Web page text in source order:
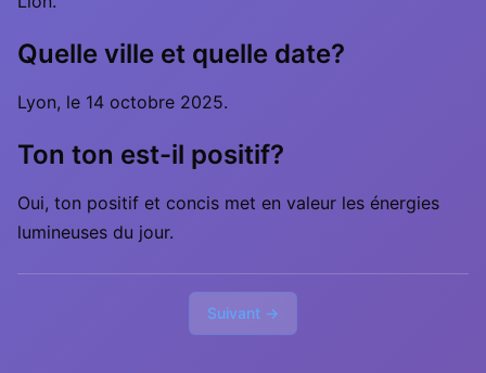
Quelle ville et quelle date?
Lyon, le 14 octobre 2025.
Ton ton est-il positif?
Oui, ton positif et concis met en valeur les énergies
lumineuses du jour.
Suivant →